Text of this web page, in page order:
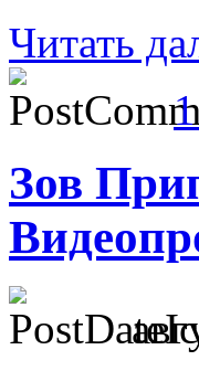
Читать
Зов